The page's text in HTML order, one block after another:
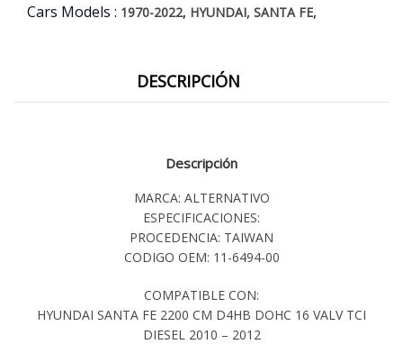
Cars Models : 1970-2022, HYUNDAI, SANTA FE,
DESCRIPCIÓN
Descripción
MARCA: ALTERNATIVO
ESPECIFICACIONES:
PROCEDENCIA: TAIWAN
CODIGO OEM: 11-6494-00
COMPATIBLE CON:
HYUNDAI SANTA FE 2200 CM D4HB DOHC 16 VALV TCI
DIESEL 2010 – 2012